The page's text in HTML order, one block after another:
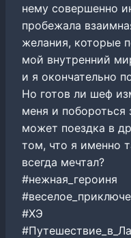
нему совершенно
пробежала
желания, которые
мой внутренний
и я окончательно
Но готов ли шеф
меня и побороться
может поездка в
том, что я именно
всегда мечтал?
#нежная_героиня
#ХЭ